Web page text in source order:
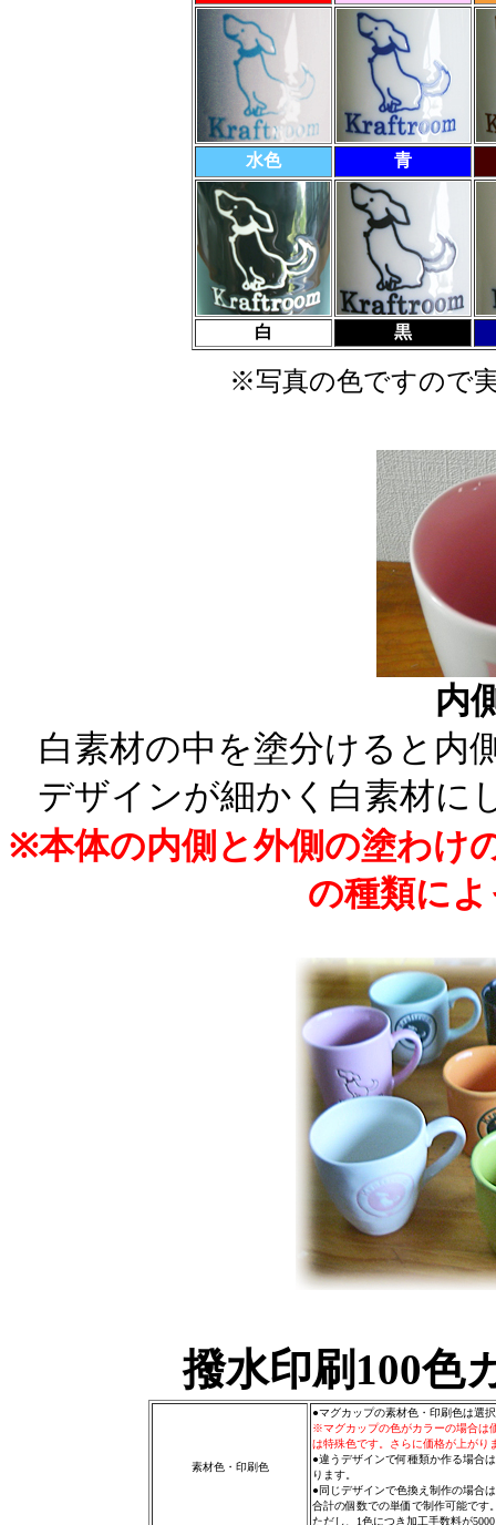
水色 青
白 黒
※写真の色ですので
内
白素材の中を塗分けると内
デザインが細かく白素材に
※本体の内側と外側の塗わけ
の種類に
撥水印刷100色
素材色・印刷色
●マグカップの素材色・印刷色は選
※マグカップの色がカラーの場合は
は特殊色です。さらに価格が上がり
●違うデザインで何種類か作る場合
ります。
●同じデザインで色換え制作の場合
合計の個数での単価で制作可能です
ただし、1色につき加工手数料が